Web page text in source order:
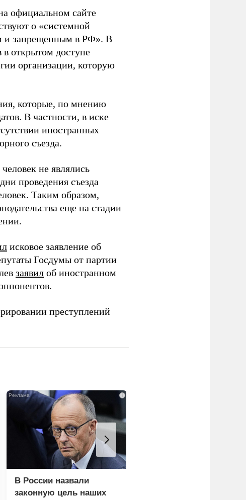
официальном сайте
о «системной
и запрещенным в РФ». В
в открытом доступе
организации, которую
которые, по мнению
В частности, в иске
иностранных
съезда.
не являлись
проведения съезда
Таким образом,
еще на стадии
исковое заявление об
Госдумы от партии
заявил об иностранном
преступлений
i
В России назвали
законную цель наших